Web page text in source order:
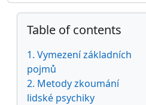
Blocks
Skip Table of contents
Table of contents
1. Vymezení základních
pojmů
2. Metody zkoumání
lidské psychiky